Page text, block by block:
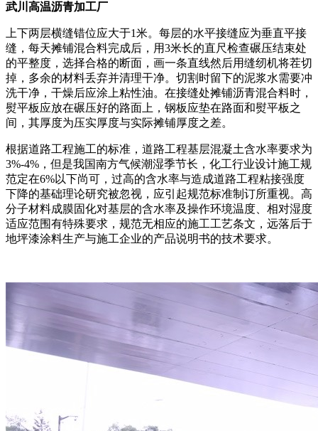
武川高温沥青加工厂
上下两层横缝错位应大于1米。每层的水平接缝应为垂直平接
缝，每天摊铺混合料完成后，用3米长的直尺检查碾压结束处
的平整度，选择合格的断面，画一条直线然后用缝纫机将茬切
掉，多余的材料丢弃并清理干净。切割时留下的泥浆水需要冲
洗干净，干燥后应涂上粘性油。在接缝处摊铺沥青混合料时，
熨平板应放在碾压好的路面上，钢板应垫在路面和熨平板之
间，其厚度为压实厚度与实际摊铺厚度之差。
根据道路工程施工的标准，道路工程基层混凝土含水率要求为
3%-4%，但是我国南方气候潮湿季节长，化工行业设计施工规
范定在6%以下尚可，过高的含水率与造成道路工程粘接强度
下降的基础理论研究被忽视，应引起规范标准制订所重视。高
分子材料成膜固化对基层的含水率及操作环境温度、相对湿度
适应范围有特殊要求，规范无相应的施工工艺条文，远落后于
地坪漆涂料生产与施工企业的产品说明书的技术要求。